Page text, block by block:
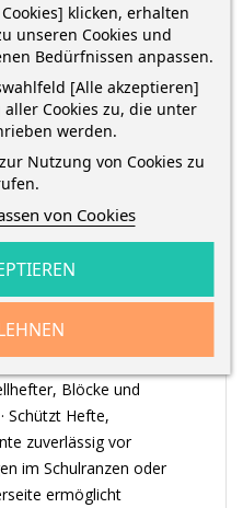
Bestellungzwischen
13 August mitDHL
strapazierfähigem PP-
Blöcke und
Schützt Hefte,
zuverlässig vor
im Schulranzen oder
ermöglicht
klicken, erhalten
unseren Cookies und
Bedürfnissen anpassen.
[Alle akzeptieren]
Cookies zu, die unter
werden.
Nutzung von Cookies zu
von Cookies